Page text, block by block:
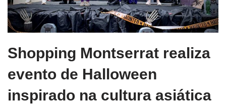
Shopping Montserrat realiza
evento de Halloween
inspirado na cultura asiática